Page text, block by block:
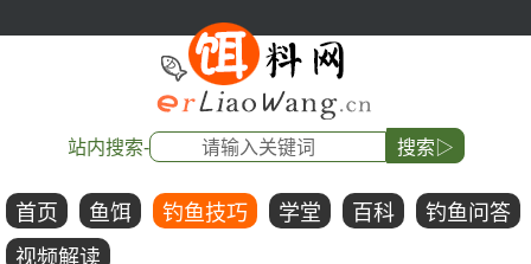
站内搜索- 搜索▷
首页 鱼饵 钓鱼技巧 学堂 百科
钓鱼问答
视频解读